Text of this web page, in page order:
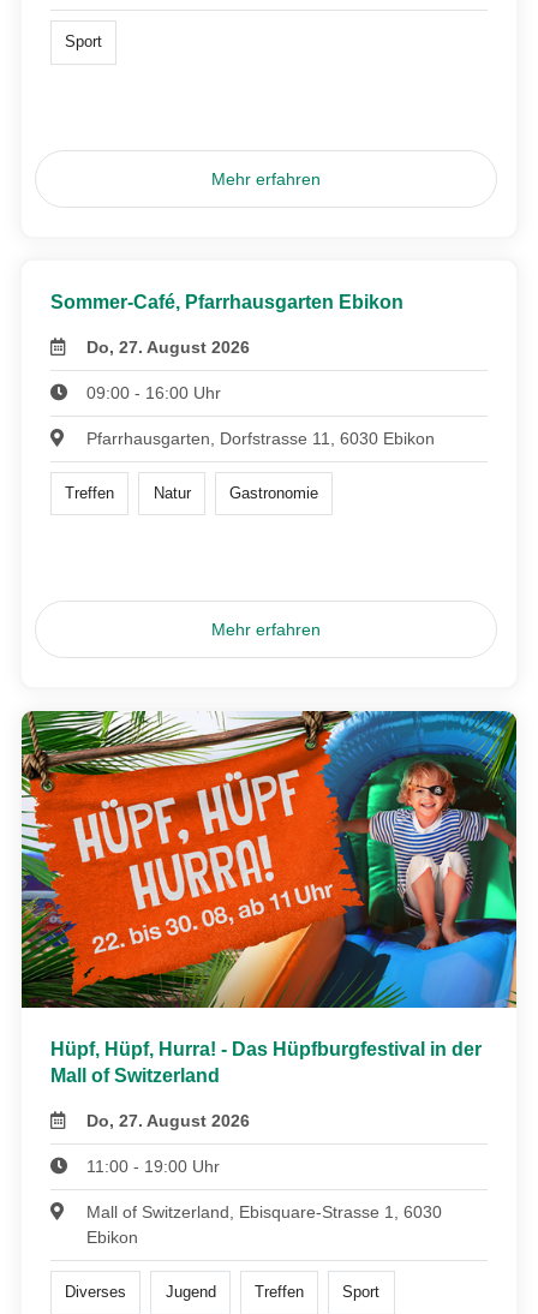
Sport
Mehr erfahren
Sommer-Café, Pfarrhausgarten Ebikon
Do, 27. August 2026
09:00 - 16:00 Uhr
Pfarrhausgarten, Dorfstrasse 11, 6030 Ebikon
Treffen Natur Gastronomie
Mehr erfahren
Hüpf, Hüpf, Hurra! - Das Hüpfburgfestival in der
Mall of Switzerland
Do, 27. August 2026
11:00 - 19:00 Uhr
Mall of Switzerland, Ebisquare-Strasse 1, 6030
Ebikon
Diverses Jugend Treffen Sport